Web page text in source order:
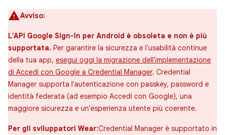
Avviso:
L'API Google Sign-In per Android è obsoleta e non è più
supportata. Per garantire la sicurezza e l'usabilità continue
della tua app, esegui oggi la migrazione dell'implementazione
di Accedi con Google a Credential Manager. Credential
Manager supporta l'autenticazione con passkey, password e
identità federata (ad esempio Accedi con Google), una
maggiore sicurezza e un'esperienza utente più coerente.
Per gli sviluppatori Wear:Credential Manager è supportato in